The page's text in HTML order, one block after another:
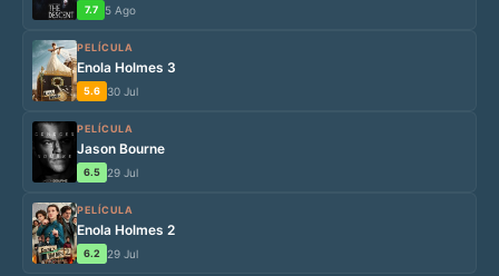
7.7 5 Ago
PELÍCULA
Enola Holmes 3
5.6 30 Jul
PELÍCULA
Jason Bourne
6.5 29 Jul
PELÍCULA
Enola Holmes 2
6.2 29 Jul